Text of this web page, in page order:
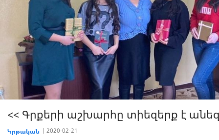
<< Գրքերի աշխարհը տիեզերք է
Կրթական 2020-02-21